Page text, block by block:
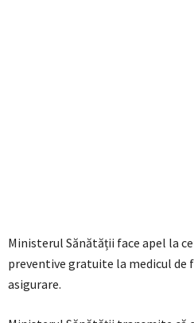
Ministerul Sănătății face apel la
preventive gratuite la medicul de
asigurare.